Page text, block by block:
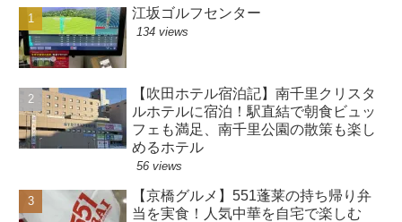
江坂ゴルフセンター
134 views
【吹田ホテル宿泊記】南千里クリスタ
ルホテルに宿泊！駅直結で朝食ビュッ
フェも満足、南千里公園の散策も楽し
めるホテル
56 views
【京橋グルメ】551蓬莱の持ち帰り弁
当を実食！人気中華を自宅で楽しむ